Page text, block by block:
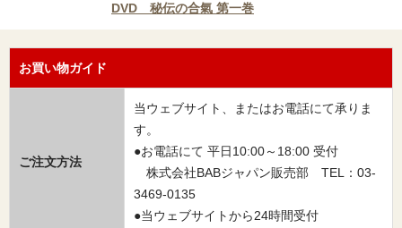
DVD 秘伝の合氣 第一巻
お買い物ガイド
ご注文方法
当ウェブサイト、またはお電話にて承りま
す。
●お電話にて 平日10:00～18:00 受付
株式会社BABジャパン販売部 TEL：03-
3469-0135
●当ウェブサイトから24時間受付